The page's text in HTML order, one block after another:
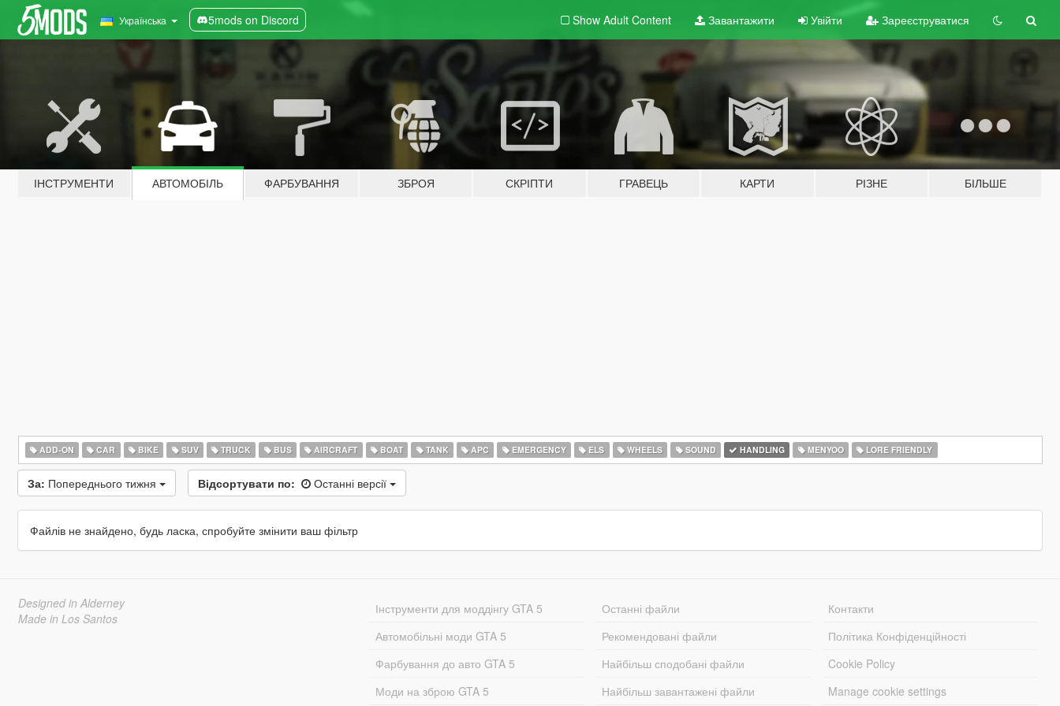
Українська 5mods on Discord Show Adult Content Завантажити Увійти Зареєструватися
ІНСТРУМЕНТИ АВТОМОБІЛЬ ФАРБУВАННЯ ЗБРОЯ СКРІПТИ ГРАВЕЦЬ КАРТИ РІЗНЕ БІЛЬШЕ
ADD-ON CAR BIKE SUV TRUCK BUS AIRCRAFT BOAT TANK APC EMERGENCY ELS WHEELS SOUND HANDLING MENYOO LORE FRIENDLY
За: Попереднього тижня Відсортувати по: Останні версії
Файлів не знайдено, будь ласка, спробуйте змінити ваш фільтр
Designed in Alderney
Made in Los Santos
Інструменти для моддінгу GTA 5
Автомобільні моди GTA 5
Фарбування до авто GTA 5
Моди на зброю GTA 5
Останні файли
Рекомендовані файли
Найбільш сподобані файли
Найбільш завантажені файли
Контакти
Політика Конфіденційності
Cookie Policy
Manage cookie settings